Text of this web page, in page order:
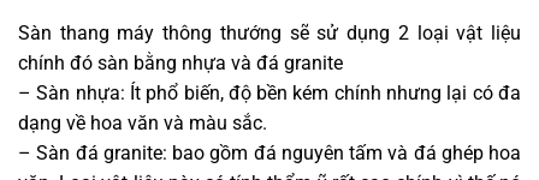
Sàn thang máy thông thướng sẽ sử dụng 2 loại vật liệu
chính đó sàn bằng nhựa và đá granite
– Sàn nhựa: Ít phổ biến, độ bền kém chính nhưng lại có đa
dạng về hoa văn và màu sắc.
– Sàn đá granite: bao gồm đá nguyên tấm và đá ghép hoa